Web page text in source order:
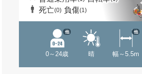
死亡(0) 負傷(1)
0～24歳
他
晴 幅～5.5m
他